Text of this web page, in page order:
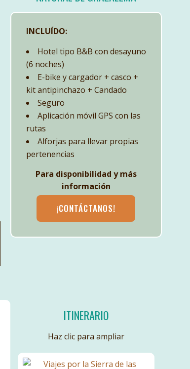
INCLUÍDO:
Hotel tipo B&B con desayuno
(6 noches)
E-bike y cargador + casco +
kit antipinchazo + Candado
Seguro
Aplicación móvil GPS con las
rutas
Alforjas para llevar propias
pertenencias
Para disponibilidad y más
información
¡CONTÁCTANOS!
ITINERARIO
Haz clic para ampliar